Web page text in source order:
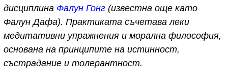
дисциплина Фалун Гонг (известна още като
Фалун Дафа). Практиката съчетава леки
медитативни упражнения и морална философия,
основана на принципите на истинност,
състрадание и толерантност.